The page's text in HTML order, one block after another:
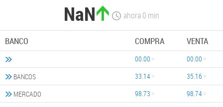
NaN ahora0 min
BANCO COMPRA VENTA
00.00
00.00
BANCOS
33.14
35.16
MERCADO
98.73
98.74